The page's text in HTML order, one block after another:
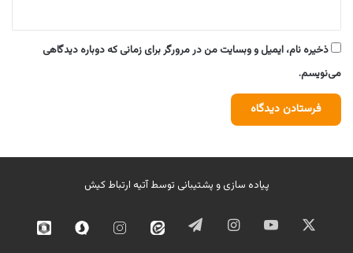
ذخیره نام، ایمیل و وبسایت من در مرورگر برای زمانی که دوباره دیدگاهی
می‌نویسم.
پیاده سازی و پشتیبانی توسطآتیه ارتباط کیش
ایکس یوتیوب اینستاگرامتلگرام ایتا اینستاگرامسروش